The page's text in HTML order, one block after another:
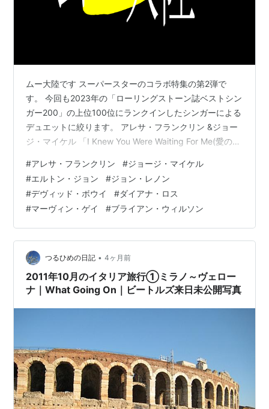
ムー大陸です スーパースターのコラボ特集の第2弾で
す。 今回も2023年の「ローリングストーン誌ベストシン
ガー200」の上位100位にランクインしたシンガーによる
デュエットに絞ります。 アレサ・フランクリン &ジョー
ジ・マイケル 「I Knew You Were Waiting For Me(愛のお
位はアレサ・フランクリンです。この手のランキングは
彼女のためにあるようなところがありますね。ポップ、
ゴスペルで大活躍の実力派。作曲までこなします。一方
のジョージ・マイケルはワム！を見る限り多少アイドル
的要素を感じます。ですから、歌は…
#アレサ・フランクリン #ジョージ・マイケル
#エルトン・ジョン #ジョン・レノン
#デヴィッド・ボウイ #ダイアナ・ロス
#マーヴィン・ゲイ #ブライアン・ウィルソン
つるひめの日記 • 4ヶ月前
2011年10月のイタリア旅行①ミラノ～ヴェロー
ナ｜What Going On｜ビートルズ来日未公開写真